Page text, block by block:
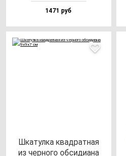
1471 руб
Шка­тул­ка квад­рат­ная
из чер­но­го об­си­ди­ана